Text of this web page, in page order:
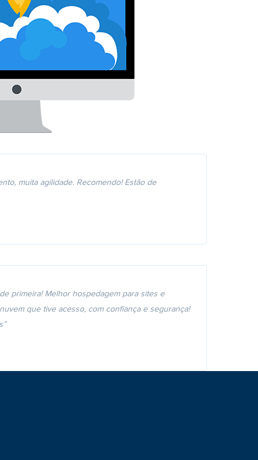
muita agilidade. Recomendo! Estão de
primeira! Melhor hospedagem para sites e
que tive acesso, com confiança e segurança!